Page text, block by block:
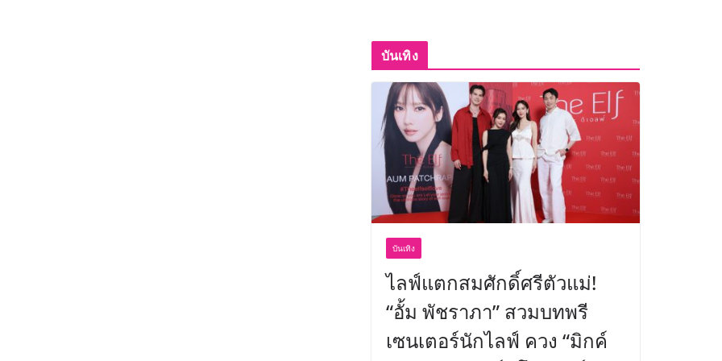
บันเทิง
บันเทิง
ไลฟ์แตกสมศักดิ์ศรีตัวแม่!
“อั้ม พัชราภา” สวมบทพรี
เซนเตอร์นักไลฟ์ ควง “มิกค์